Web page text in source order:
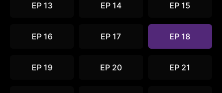
EP 13 EP 14 EP 15
EP 16 EP 17 EP 18
EP 19 EP 20 EP 21